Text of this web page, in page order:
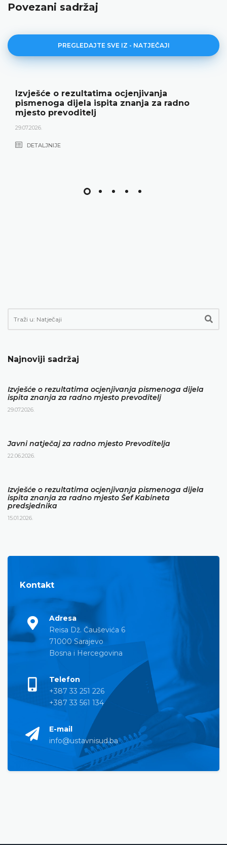
Povezani sadržaj
PREGLEDAJTE SVE IZ - NATJEČAJI
Izvješće o rezultatima ocjenjivanja
pismenoga dijela ispita znanja za radno
mjesto prevoditelj
29.07.2026.
DETALJNIJE
Najnoviji sadržaj
Izvješće o rezultatima ocjenjivanja pismenoga dijela
ispita znanja za radno mjesto prevoditelj
29.07.2026.
Javni natječaj za radno mjesto Prevoditelja
22.06.2026.
Izvješće o rezultatima ocjenjivanja pismenoga dijela
ispita znanja za radno mjesto Šef Kabineta
predsjednika
15.01.2026.
Kontakt
Adresa
Reisa Dž. Čauševića 6
71000 Sarajevo
Bosna i Hercegovina
Telefon
+387 33 251 226
+387 33 561 134
E-mail
info@ustavnisud.ba